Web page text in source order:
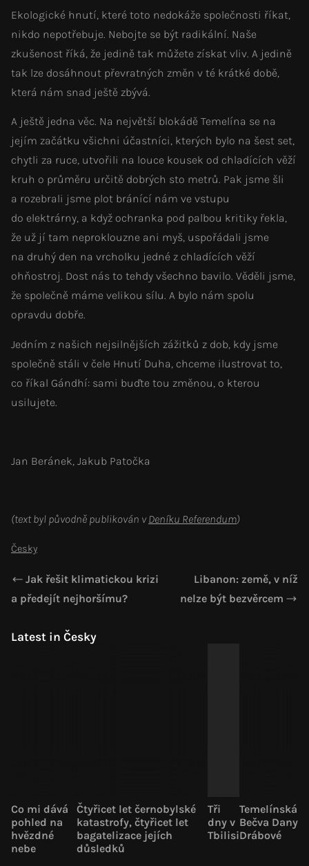
Ekologické hnutí, které toto nedokáže společnosti říkat,
nikdo nepotřebuje. Nebojte se být radikální. Naše
zkušenost říká, že jedině tak můžete získat vliv. A jedině
tak lze dosáhnout převratných změn v té krátké době,
která nám snad ještě zbývá.
A ještě jedna věc. Na největší blokádě Temelína se na
jejím začátku všichni účastníci, kterých bylo na šest set,
chytli za ruce, utvořili na louce kousek od chladících věží
kruh o průměru určitě dobrých sto metrů. Pak jsme šli
a rozebrali jsme plot bránící nám ve vstupu
do elektrárny, a když ochranka pod palbou kritiky řekla,
že už jí tam neproklouzne ani myš, uspořádali jsme
na druhý den na vrcholku jedné z chladících věží
ohňostroj. Dost nás to tehdy všechno bavilo. Věděli jsme,
že společně máme velikou sílu. A bylo nám spolu
opravdu dobře.
Jedním z našich nejsilnějších zážitků z dob, kdy jsme
společně stáli v čele Hnutí Duha, chceme ilustrovat to,
co říkal Gándhí: sami buďte tou změnou, o kterou
usilujete.
Jan Beránek, Jakub Patočka
(text byl původně publikován vDeníku Referendum)
Česky
Jak řešit klimatickou krizi
a předejít nejhoršímu?
Libanon: země, v níž
nelze být bezvěrcem
Latest in Česky
Co mi dává
pohled na
hvězdné
nebe
Čtyřicet let černobylské
katastrofy, čtyřicet let
bagatelizace jejích
důsledků
Tři
dny v
Tbilisi
Temelínská
Bečva Dany
Drábové